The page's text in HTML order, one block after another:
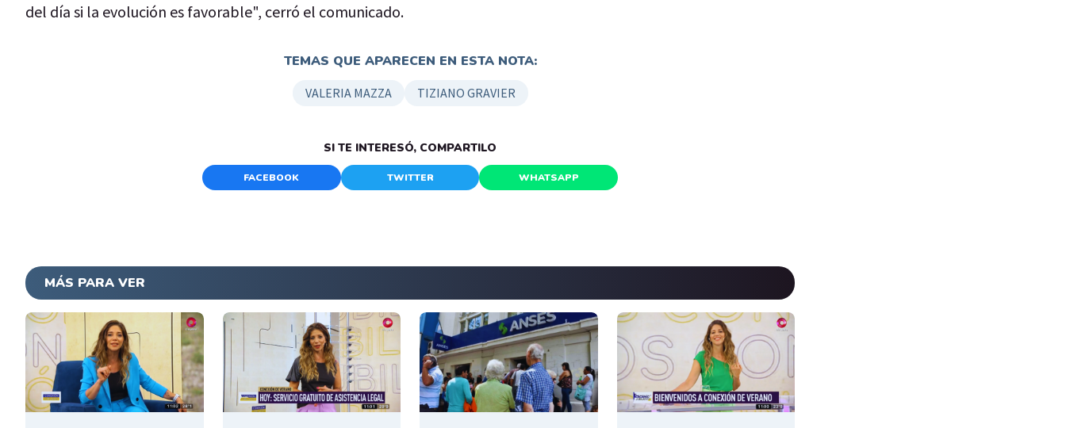
del día si la evolución es favorable", cerró el comunicado.
TEMAS QUE APARECEN EN ESTA NOTA:
VALERIA MAZZA TIZIANO GRAVIER
SI TE INTERESÓ, COMPARTILO
FACEBOOK TWITTER WHATSAPP
MÁS PARA VER